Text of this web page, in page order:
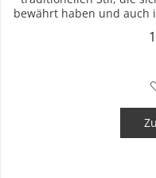
bewährt haben und auch